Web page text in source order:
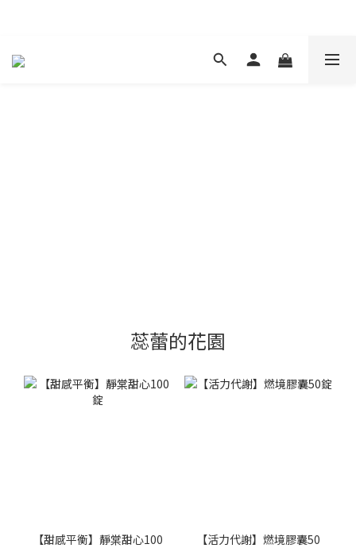
蕊蕾的花園
【甜感平衡】靜棠甜心100
【活力代謝】燃境膠囊50